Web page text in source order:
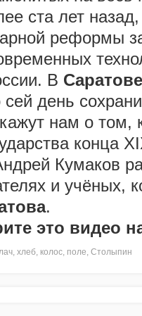
ста лет
реформы
В Саратове
день
нам о том,
конца
Кумаков
и учёных,
.
это видео
, хлеб, колос, поле, Столыпин